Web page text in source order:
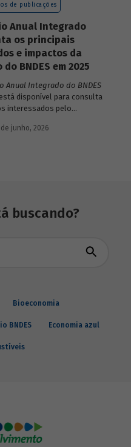
de publicações
Anual Integrado
os principais
e impactos da
BNDES em 2025
Anual Integrado do BNDES
disponível para consulta
interessados pelo
de contas. O documento
de junho, 2026
buscando?
Bioeconomia
BNDES Economia azul